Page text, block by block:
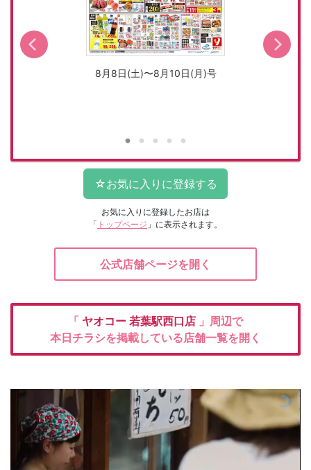
8月8日(土)〜8月10日(月)号
お気に入りに登録したお店は
「 トップページ 」に表示されます。
公式店舗ページを開く
「 ヤオコー 若葉駅西口店 」周辺で
本日チラシを掲載している店舗一覧を開く